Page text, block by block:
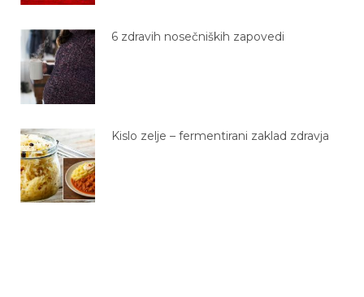
6 zdravih nosečniških zapovedi
Kislo zelje – fermentirani zaklad zdravja